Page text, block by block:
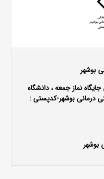
بوشهر
نماز جمعه ، دانشگاه
درمانی بوشهر-کدپستی :
بوشهر